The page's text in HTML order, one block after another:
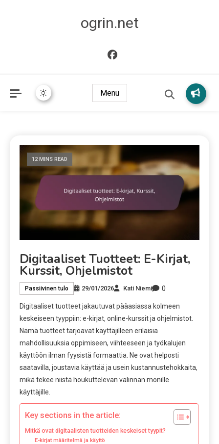
ogrin.net
Menu
12 MINS READ
Digitaaliset Tuotteet: E-Kirjat,
Kurssit, Ohjelmistot
Passiivinen tulo 29/01/2026 Kati Niemi 0
Digitaaliset tuotteet jakautuvat pääasiassa kolmeen
keskeiseen tyyppiin: e-kirjat, online-kurssit ja ohjelmistot.
Nämä tuotteet tarjoavat käyttäjilleen erilaisia
mahdollisuuksia oppimiseen, viihteeseen ja työkalujen
käyttöön ilman fyysistä formaattia. Ne ovat helposti
saatavilla, joustavia käyttää ja usein kustannustehokkaita,
mikä tekee niistä houkuttelevan valinnan monille
käyttäjille.
Key sections in the article:
Mitkä ovat digitaalisten tuotteiden keskeiset tyypit?
E-kirjat määritelmä ja käyttö